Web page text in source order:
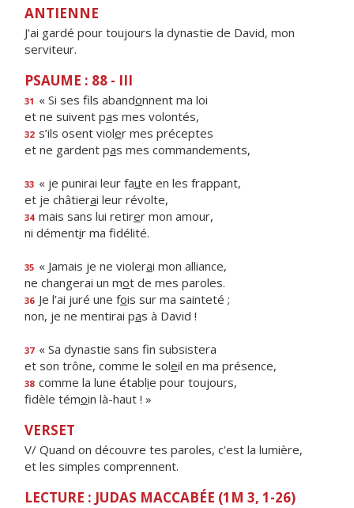
ANTIENNE
J'ai gardé pour toujours la dynastie de David, mon
serviteur.
PSAUME : 88 - III
31 « Si ses fils abandonnent ma loi
et ne suivent pas mes volontés,
32 s’ils osent violer mes préceptes
et ne gardent pas mes commandements,
33 « je punirai leur faute en les frappant,
et je châtierai leur révolte,
34 mais sans lui retirer mon amour,
ni démentir ma fidélité.
35 « Jamais je ne violerai mon alliance,
ne changerai un mot de mes paroles.
36 Je l’ai juré une fois sur ma sainteté ;
non, je ne mentirai pas à David !
37 « Sa dynastie sans fn subsistera
et son trône, comme le soleil en ma présence,
38 comme la lune établie pour toujours,
fidèle témoin là-haut ! »
VERSET
V/ Quand on découvre tes paroles, c'est la lumière,
et les simples comprennent.
LECTURE : JUDAS MACCABÉE (1M 3, 1-26)